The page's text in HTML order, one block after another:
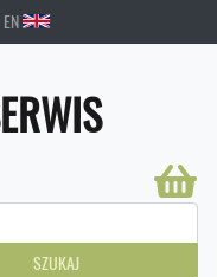
EN
SZUKAJ